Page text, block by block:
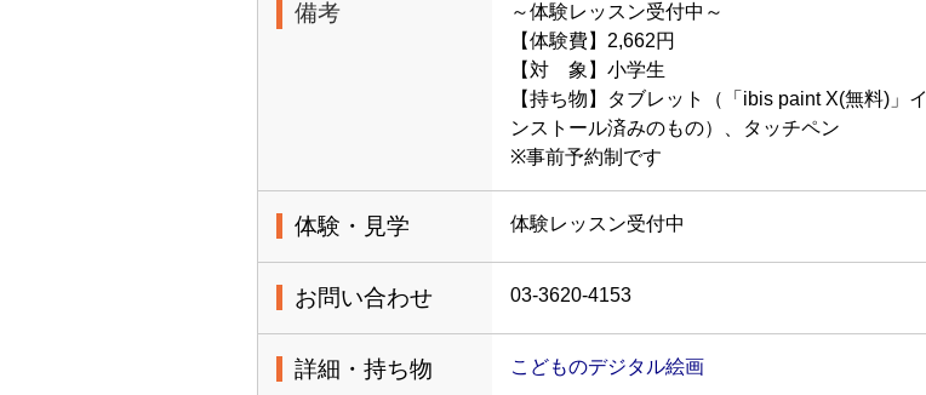
備考
～体験レッスン受付中～
【体験費】2,662円
【対 象】小学生
【持ち物】タブレット（「ibis paint X(無料)」イ
ンストール済みのもの）、タッチペン
※事前予約制です
体験・見学 体験レッスン受付中
お問い合わせ 03-3620-4153
詳細・持ち物 こどものデジタル絵画